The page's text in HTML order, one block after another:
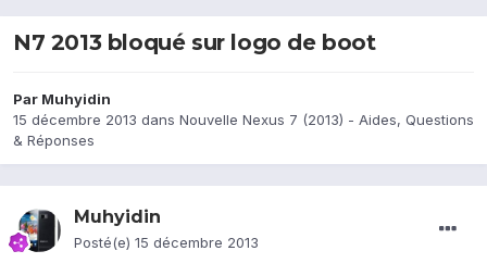
N7 2013 bloqué sur logo de boot
Par Muhyidin
15 décembre 2013 dans Nouvelle Nexus 7 (2013) - Aides, Questions
& Réponses
Muhyidin
Posté(e) 15 décembre 2013